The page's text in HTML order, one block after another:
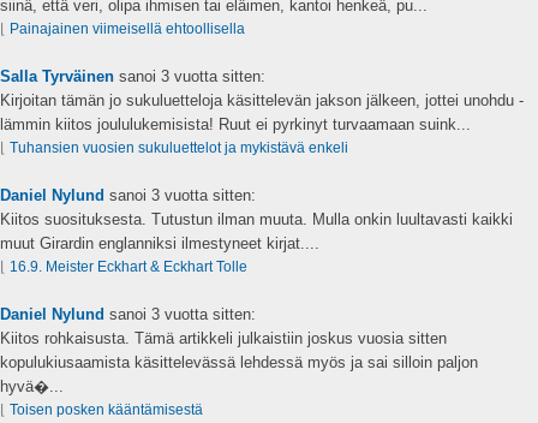
siinä, että veri, olipa ihmisen tai eläimen, kantoi henkeä, pu...
Painajainen viimeisellä ehtoollisella
Salla Tyrväinen sanoi 3 vuotta sitten:
Kirjoitan tämän jo sukuluetteloja käsittelevän jakson jälkeen, jottei unohdu -
lämmin kiitos joululukemisista! Ruut ei pyrkinyt turvaamaan suink...
Tuhansien vuosien sukuluettelot ja mykistävä enkeli
Daniel Nylund sanoi 3 vuotta sitten:
Kiitos suosituksesta. Tutustun ilman muuta. Mulla onkin luultavasti kaikki
muut Girardin englanniksi ilmestyneet kirjat....
16.9. Meister Eckhart & Eckhart Tolle
Daniel Nylund sanoi 3 vuotta sitten:
Kiitos rohkaisusta. Tämä artikkeli julkaistiin joskus vuosia sitten
kopulukiusaamista käsittelevässä lehdessä myös ja sai silloin paljon
hyvä�...
Toisen posken kääntämisestä